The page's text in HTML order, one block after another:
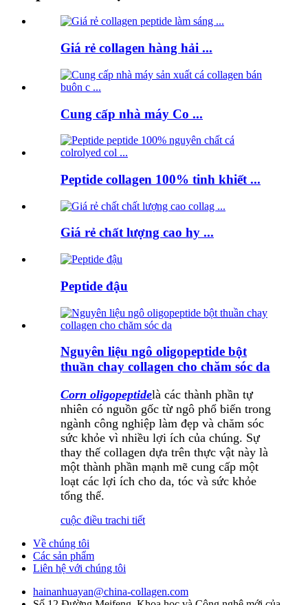
Giá rẻ collagen hàng hải ...
Cung cấp nhà máy Co ...
Peptide collagen 100% tinh khiết ...
Giá rẻ chất lượng cao hy ...
Peptide đậu
Nguyên liệu ngô oligopeptide bột
thuần chay collagen cho chăm sóc da
Corn oligopeptidelà các thành phần tự
nhiên có nguồn gốc từ ngô phổ biến trong
ngành công nghiệp làm đẹp và chăm sóc
sức khỏe vì nhiều lợi ích của chúng. Sự
thay thế collagen dựa trên thực vật này là
một thành phần mạnh mẽ cung cấp một
loạt các lợi ích cho da, tóc và sức khỏe
tổng thể.
cuộc điều trachi tiết
Về chúng tôi
Các sản phẩm
Liên hệ với chúng tôi
hainanhuayan@china-collagen.com